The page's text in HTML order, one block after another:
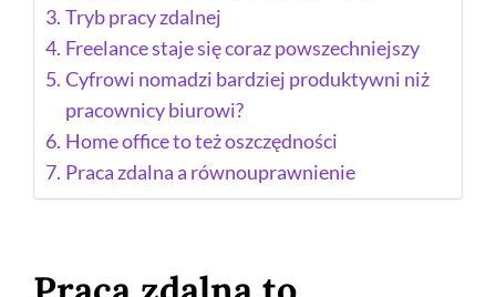
Tryb pracy zdalnej
Freelance staje się coraz powszechniejszy
Cyfrowi nomadzi bardziej produktywni niż
pracownicy biurowi?
Home office to też oszczędności
Praca zdalna a równouprawnienie